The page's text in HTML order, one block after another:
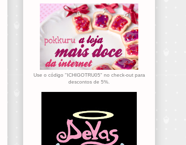
Use o código "ICHIGOTRU05" no check-out para
descontos de 5%.